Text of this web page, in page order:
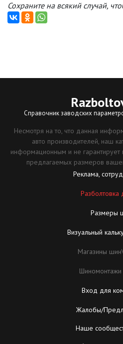
Сохраните на всякий случай,
Справочник заводских
Несмотря на то, что данная
авто производителей, наш
информационным и не гарантирует
предлагаемых размеров
Реклама,
Разболтовка
Размеры
Визуальный
Магазины
Вход для
Жалобы/
Наше